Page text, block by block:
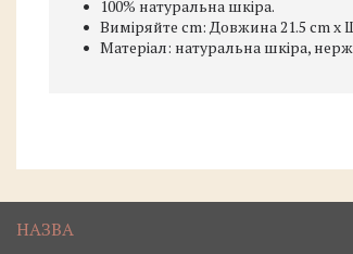
100% натуральна шкіра.
Виміряйте cm: Довжина 21.5 cm x
Матеріал: натуральна шкіра,